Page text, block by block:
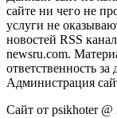
сайте ни чего не
услуги не
новостей RSS
newsru.com.
ответственность
Администрация
Сайт от psikhoter @